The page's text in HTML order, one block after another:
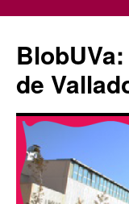
contenido
de